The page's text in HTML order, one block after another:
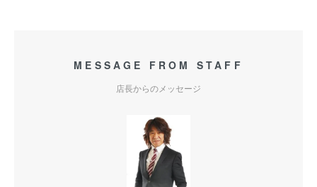
MESSAGE FROM STAFF
店長からのメッセージ